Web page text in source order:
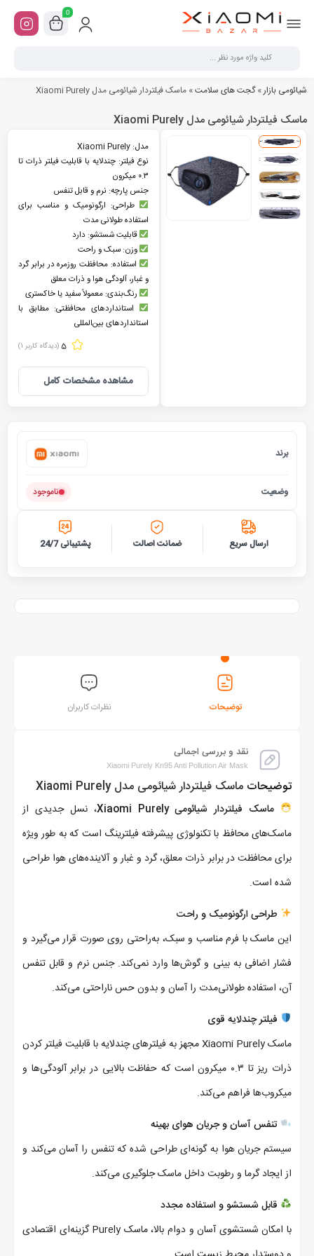
0
شیائومی بازار»گجت های سلامت» ماسک فیلتردار شیائومی مدل Xiaomi Purely
ماسک فیلتردار شیائومی مدل Xiaomi Purely
مدل: Xiaomi Purely
نوع فیلتر: چندلایه با قابلیت فیلتر ذرات تا
۰.۳ میکرون
جنس پارچه: نرم و قابل تنفس
طراحی: ارگونومیک و مناسب برای
استفاده طولانی مدت
قابلیت شستشو: دارد
وزن: سبک و راحت
استفاده: محافظت روزمره در برابر گرد
و غبار، آلودگی هوا و ذرات معلق
رنگ‌بندی: معمولاً سفید یا خاکستری
استانداردهای محافظتی: مطابق با
استانداردهای بین‌المللی
5 (دیدگاه کاربر 1
)
مشاهده مشخصات کامل
برند
وضعیت ناموجود
ارسال سریع ضمانت اصالت پشتیبانی 24/7
توضیحات نظرات کاربران
نقد و بررسی اجمالی
Xiaomi Purely Kn95 Anti Pollution Air Mask
توضیحات ماسک فیلتردار شیائومی مدل Xiaomi Purely
ماسک فیلتردار شیائومی Xiaomi Purely
، نسل جدیدی از
ماسک‌های محافظ با تکنولوژی پیشرفته فیلترینگ است که به طور ویژه
برای محافظت در برابر ذرات معلق، گرد و غبار و آلاینده‌های هوا طراحی
شده است.
طراحی ارگونومیک و راحت
این ماسک با فرم مناسب و سبک، به‌راحتی روی صورت قرار می‌گیرد و
فشار اضافی به بینی و گوش‌ها وارد نمی‌کند. جنس نرم و قابل تنفس
آن، استفاده طولانی‌مدت را آسان و بدون حس ناراحتی می‌کند.
فیلتر چندلایه قوی
ماسک Xiaomi Purely مجهز به فیلترهای چندلایه با قابلیت فیلتر کردن
ذرات ریز تا ۰.۳ میکرون است که حفاظت بالایی در برابر آلودگی‌ها و
میکروب‌ها فراهم می‌کند.
تنفس آسان و جریان هوای بهینه
سیستم جریان هوا به گونه‌ای طراحی شده که تنفس را آسان می‌کند و
از ایجاد گرما و رطوبت داخل ماسک جلوگیری می‌کند.
قابل شستشو و استفاده مجدد
با امکان شستشوی آسان و دوام بالا، ماسک Purely گزینه‌ای اقتصادی